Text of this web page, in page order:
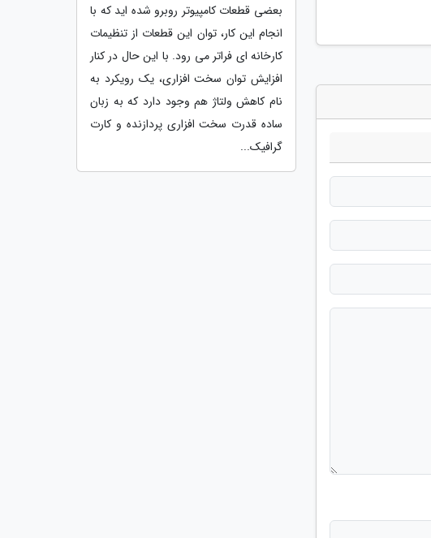
بعضی قطعات کامپیوتر روبرو شده اید که با
انجام این کار، توان این قطعات از تنظیمات
کارخانه ای فراتر می رود. با این حال در کنار
افزایش توان سخت افزاری، یک رویکرد به
نام کاهش ولتاژ هم وجود دارد که به زبان
ساده قدرت سخت افزاری پردازنده و کارت
گرافیک...